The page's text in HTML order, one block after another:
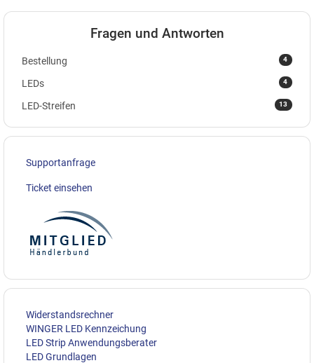
Fragen und Antworten
4
Bestellung
4
LEDs
13
LED-Streifen
Supportanfrage
Ticket einsehen
Widerstandsrechner
WINGER LED Kennzeichung
LED Strip Anwendungsberater
LED Grundlagen